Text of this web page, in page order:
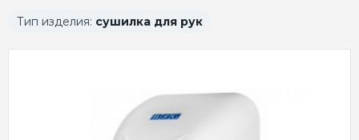
Тип изделия: сушилка для рук